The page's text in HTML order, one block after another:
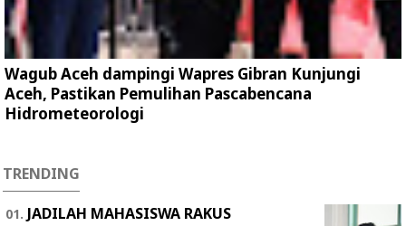
Wagub Aceh dampingi Wapres Gibran Kunjungi
Aceh, Pastikan Pemulihan Pascabencana
Hidrometeorologi
TRENDING
JADILAH MAHASISWA RAKUS